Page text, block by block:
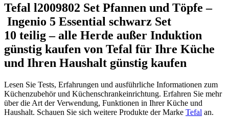
Tefal l2009802 Set Pfannen und Töpfe –
Ingenio 5 Essential schwarz Set
10 teilig – alle Herde außer Induktion
günstig kaufen von Tefal für Ihre Küche
und Ihren Haushalt günstig kaufen
Lesen Sie Tests, Erfahrungen und ausführliche Informationen zum
Küchenzubehör und Küchenschrankeinrichtung. Erfahren Sie mehr
über die Art der Verwendung, Funktionen in Ihrer Küche und
Haushalt. Schauen Sie sich weitere Produkte der Marke Tefal an.